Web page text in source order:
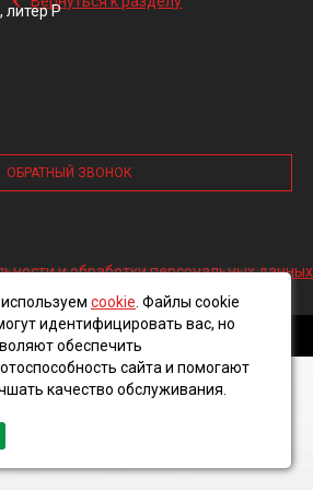
литер Р
ОБРАТНЫЙ ЗВОНОК
и обработки персональных данных
кабельная компания, 2016 ©
cookie . Файлы cookie
идентифицировать вас, но
обеспечить
сайта и помогают
качество обслуживания.